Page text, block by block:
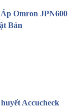
Omron JPN600
Bản
Accucheck